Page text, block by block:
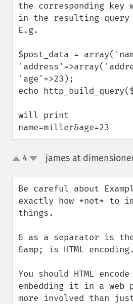
the corresponding key
in the resulting query
E.g.
$post_data =
'age'=>23);
echo
will print
name=miller&age=23
up4 james at
Be careful about
exactly how *not* to
things.
& as a separator is the
&amp; is HTML encoding.
You should HTML
embedding it in a web
more involved than